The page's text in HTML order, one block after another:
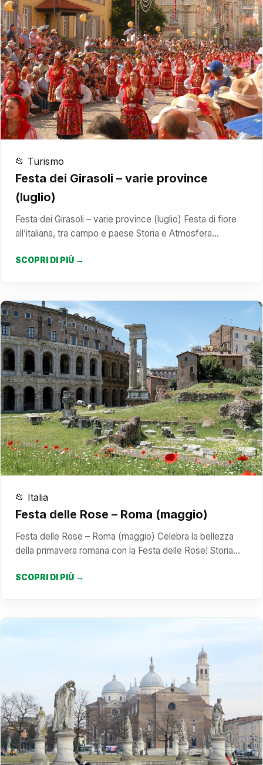
📂 Turismo
Festa dei Girasoli – varie province
(luglio)
Festa dei Girasoli – varie province (luglio) Festa di fiore
all’italiana, tra campo e paese Storia e Atmosfera…
SCOPRI DI PIÙ →
📂 Italia
Festa delle Rose – Roma (maggio)
Festa delle Rose – Roma (maggio) Celebra la bellezza
della primavera romana con la Festa delle Rose! Storia…
SCOPRI DI PIÙ →